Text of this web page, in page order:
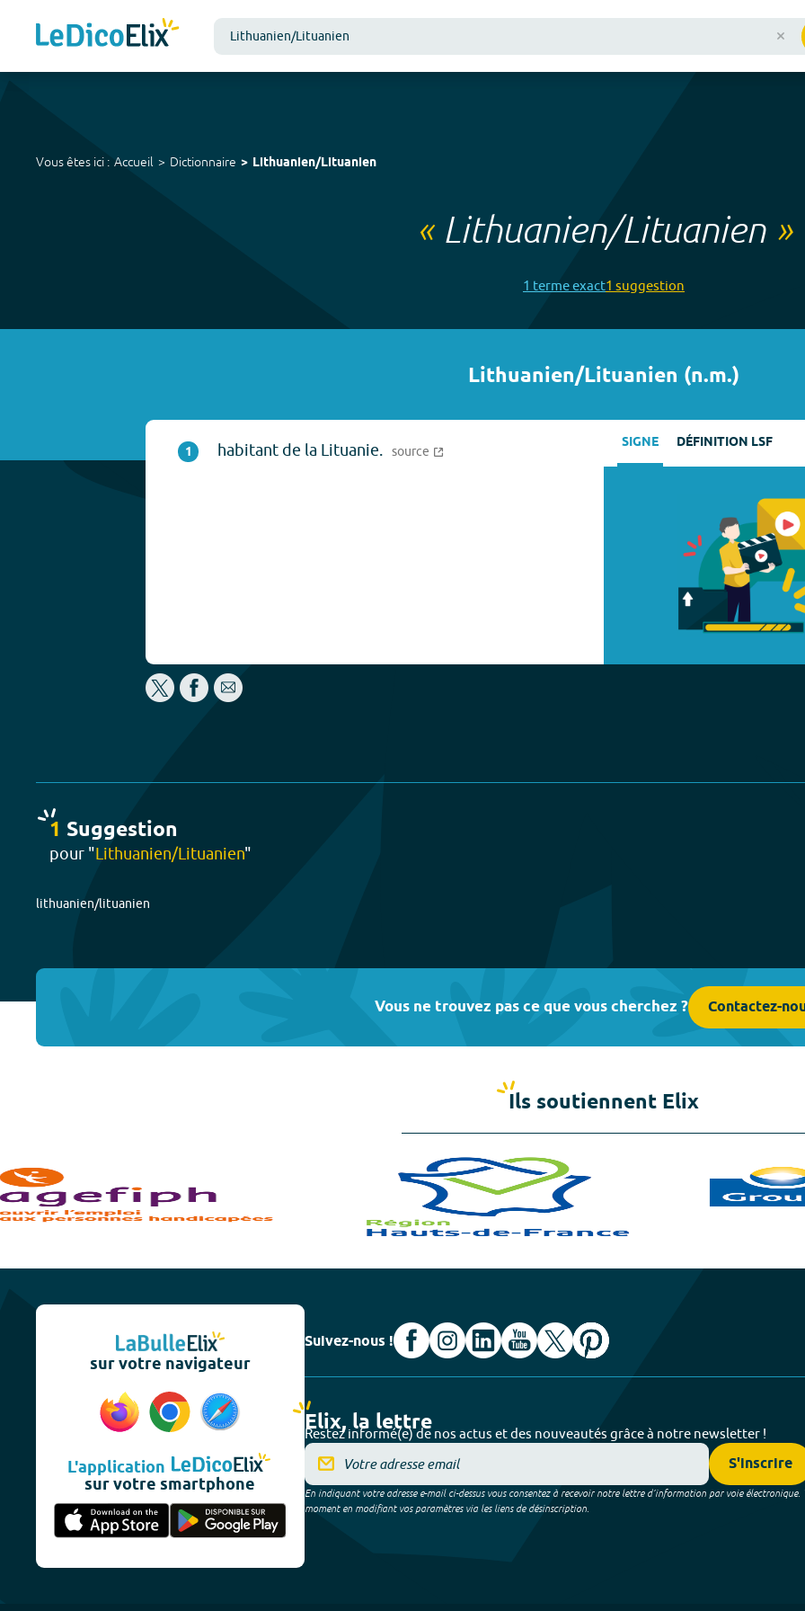
Vous êtes ici : Accueil Dictionnaire Lithuanien/Lituanien
« Lithuanien/Lituanien»
1 termeexact1 suggestion
Lithuanien/Lituanien (n.m.)
1 habitant de la Lituanie. source SIGNE DÉFINITION LSF
1 Suggestion
pour "Lithuanien/Lituanien"
lithuanien/lituanien
Vous ne trouvez pas ce que vous cherchez ? Contactez-
Ils soutiennent Elix
sur votre navigateur
L'application
sur votre smartphone
Suivez-nous !
Elix, la lettre
Restez informé(e) de nos actus et des nouveautés grâce à notre newsletter !
S'inscrire
En indiquant votre adresse e-mail ci-dessus vous consentez à recevoir notre lettre d’information par voie électronique.
moment en modifiant vos paramètres via les liens de désinscription.